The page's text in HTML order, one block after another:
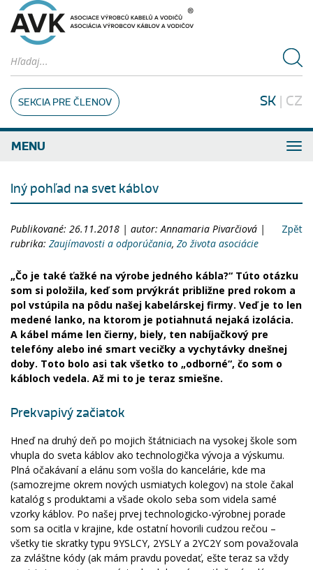
SEKCIA PRE ČLENOV SK | CZ
MENU
Iný pohľad na svet káblov
Publikované: 26.11.2018 | autor: Annamaria Pivarčiová |
rubrika: Zaujímavosti a odporúčania, Zo života asociácie
Zpět
„Čo je také ťažké na výrobe jedného kábla?“ Túto otázku
som si položila, keď som prvýkrát približne pred rokom a
pol vstúpila na pôdu našej kabelárskej firmy. Veď je to len
medené lanko, na ktorom je potiahnutá nejaká izolácia.
A kábel máme len čierny, biely, ten nabíjačkový pre
telefóny alebo iné smart vecičky a vychytávky dnešnej
doby. Toto bolo asi tak všetko to „odborné“, čo som o
kábloch vedela. Až mi to je teraz smiešne.
Prekvapivý začiatok
Hneď na druhý deň po mojich štátniciach na vysokej škole som
vhupla do sveta káblov ako technologička vývoja a výskumu.
Plná očakávaní a elánu som vošla do kancelárie, kde ma
(samozrejme okrem nových usmiatych kolegov) na stole čakal
katalóg s produktami a všade okolo seba som videla samé
vzorky káblov. Po našej prvej technologicko-výrobnej porade
som sa ocitla v krajine, kde ostatní hovorili cudzou rečou –
všetky tie skratky typu 9YSLCY, 2YSLY a 2YC2Y som považovala
za zvláštne kódy (ak mám pravdu povedať, ešte teraz sa vždy